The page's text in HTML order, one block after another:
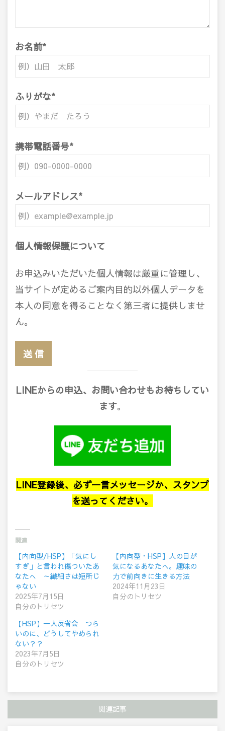
お名前*
ふりがな*
携帯電話番号*
メールアドレス*
個人情報保護について
お申込みいただいた個人情報は厳重に管理し、
当サイトが定めるご案内目的以外個人データを
本人の同意を得ることなく第三者に提供しませ
ん。
LINEからの申込、お問い合わせもお待ちしてい
ます。
LINE登録後、必ず一言メッセージか、スタンプ
を送ってください。
関連
【内向型/HSP】「気にし
すぎ」と言われ傷ついたあ
なたへ ～繊細さは短所じ
ゃない
2025年7月15日
自分のトリセツ
【内向型・HSP】人の目が
気になるあなたへ。趣味の
力で前向きに生きる方法
2024年11月23日
自分のトリセツ
【HSP】一人反省会 つら
いのに、どうしてやめられ
ない？？
2023年7月5日
自分のトリセツ
関連記事